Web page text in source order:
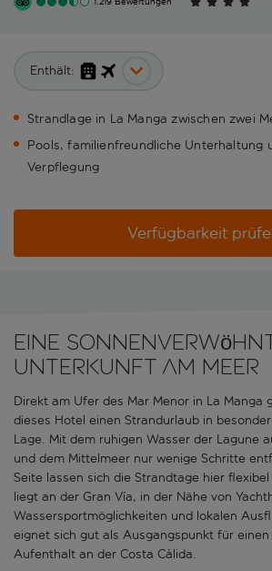
Enthält:
Strandlage in La Manga zwischen zwei
Pools, familienfreundliche Unterhaltung
Verpflegung
Verfügbarkeit
Eine
Unterkunft am Meer
Direkt am Ufer des Mar Menor in La Manga
dieses Hotel einen Strandurlaub in
Lage. Mit dem ruhigen Wasser der Lagune
und dem Mittelmeer nur wenige Schritte
Seite lassen sich die Strandtage hier
liegt an der Gran Vía, in der Nähe von
Wassersportmöglichkeiten und lokalen
eignet sich gut als Ausgangspunkt für
Aufenthalt an der Costa Cálida.